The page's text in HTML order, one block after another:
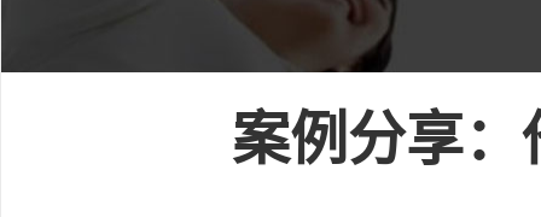
案例分享